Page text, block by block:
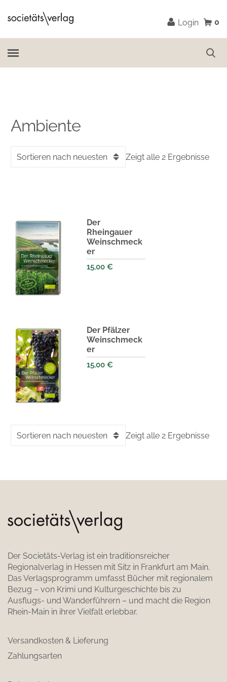
Login 0
Ambiente
Sortieren nach neuesten Zeigt alle 2 Ergebnisse
Der
Rheingauer
Weinschmeck
er
15,00 €
Der Pfälzer
Weinschmeck
er
15,00 €
Sortieren nach neuesten Zeigt alle 2 Ergebnisse
Der Societäts-Verlag ist ein traditionsreicher
Regionalverlag in Hessen mit Sitz in Frankfurt am Main.
Das Verlagsprogramm umfasst Bücher mit regionalem
Bezug – von Krimi und Kulturgeschichte bis zu
Ausflugs- und Wanderführern – und macht die Region
Rhein-Main in ihrer Vielfalt erlebbar.
Versandkosten & Lieferung
Zahlungsarten